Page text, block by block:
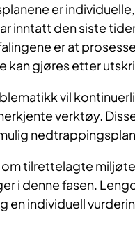
er
inntatt den siste
er at
kan gjøres etter
vil
verktøy.
om tilrettelagte
i denne fasen.
en individuell